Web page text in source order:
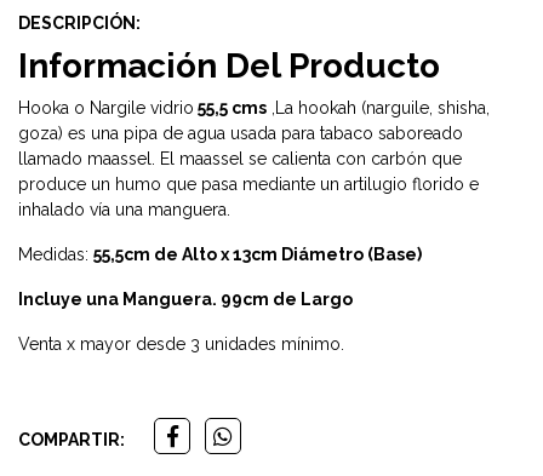
DESCRIPCIÓN:
Información Del Producto
Hooka o Nargile vidrio 55,5 cms ,La hookah (narguile, shisha,
goza) es una pipa de agua usada para tabaco saboreado
llamado maassel. El maassel se calienta con carbón que
produce un humo que pasa mediante un artilugio florido e
inhalado vía una manguera.
Medidas: 55,5cm de Alto x 13cm Diámetro (Base)
Incluye una Manguera. 99cm de Largo
Venta x mayor desde 3 unidades mínimo.
COMPARTIR: